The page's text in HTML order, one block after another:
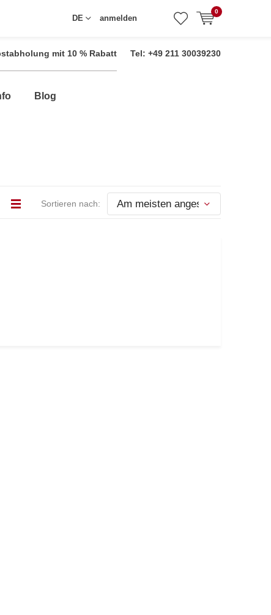
DE anmelden
0
mit 10 % Rabatt Tel: +49 211 30039230
Blog
Sortieren nach: